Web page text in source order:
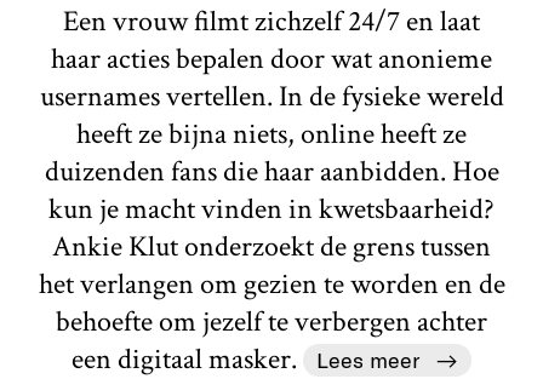
Een vrouw filmt zichzelf 24/7 en laat
haar acties bepalen door wat anonieme
usernames vertellen. In de fysieke wereld
heeft ze bijna niets, online heeft ze
duizenden fans die haar aanbidden. Hoe
kun je macht vinden in kwetsbaarheid?
Ankie Klut onderzoekt de grens tussen
het verlangen om gezien te worden en de
behoefte om jezelf te verbergen achter
een digitaal masker.
Lees meer